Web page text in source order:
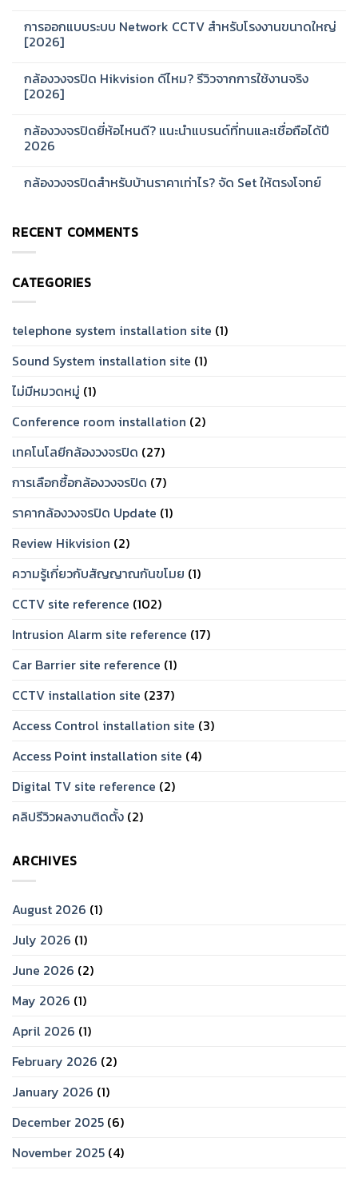
on
Hikvision
รุ่น
แนะนำ
ซี
รีส์
และ
ออฟฟิศ
[2026]
การออกแบบระบบ Network CCTV สำหรับโรงงานขนาดใหญ่
[2026]
on
การ
ออกแบบ
CCTV
สำหรับ
โรงงาน
[2026]
กล้องวงจรปิด Hikvision ดีไหม? รีวิวจากการใช้งานจริง
[2026]
on
กล้อง
วงจรปิด
ไหม?
งาน
[2026]
กล้องวงจรปิดยี่ห้อไหนดี? แนะนำแบรนด์ที่ทนและเชื่อถือได้ปี
2026
on
ดี?
แบรนด์
ทน
และ
ถือ
ปี
2026
กล้องวงจรปิดสำหรับบ้านราคาเท่าไร? จัด Set ให้ตรงโจทย์
กล้อง
วงจรปิด
สำหรับ
เท่าไร?
Set
โจทย์
RECENT COMMENTS
CATEGORIES
telephone system installation site (1)
Sound System installation site (1)
ไม่มีหมวดหมู่ (1)
Conference room installation (2)
เทคโนโลยีกล้องวงจรปิด (27)
การเลือกซื้อกล้องวงจรปิด (7)
ราคากล้องวงจรปิด Update (1)
Review Hikvision (2)
ความรู้เกี่ยวกับสัญญาณกันขโมย (1)
CCTV site reference (102)
Intrusion Alarm site reference (17)
Car Barrier site reference (1)
CCTV installation site (237)
Access Control installation site (3)
Access Point installation site (4)
Digital TV site reference (2)
คลิปรีวิวผลงานติดตั้ง (2)
ARCHIVES
August 2026 (1)
July 2026 (1)
June 2026 (2)
May 2026 (1)
April 2026 (1)
February 2026 (2)
January 2026 (1)
December 2025 (6)
November 2025 (4)